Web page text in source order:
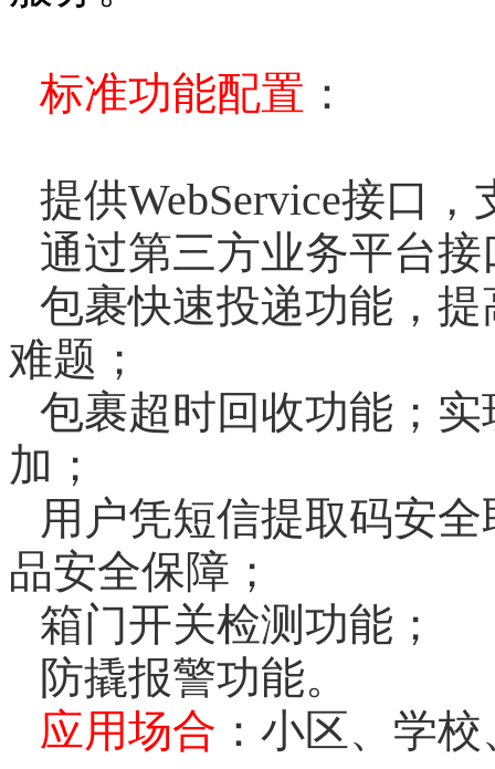
标准功能配置 ：
提供WebService接口
通过第三方业务平台
包裹快速投递功能，
难题；
包裹超时回收功能；
加；
用户凭短信提取码安
品安全保障；
箱门开关检测功能；
防撬报警功能。
应用场合 ：小区、学